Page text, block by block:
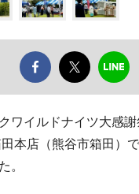
ワイルドナイツ大感
本店（熊谷市箱田）
。